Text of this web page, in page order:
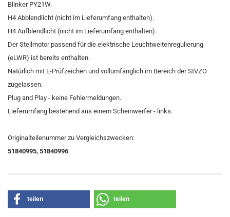
Blinker PY21W.
H4 Abblendlicht (nicht im Lieferumfang enthalten).
H4 Aufblendlicht (nicht im Lieferumfang enthalten).
Der Stellmotor passend für die elektrische Leuchtweitenregulierung
(eLWR) ist bereits enthalten.
Natürlich mit E-Prüfzeichen und vollumfänglich im Bereich der StVZO
zugelassen.
​Plug and Play - keine Fehlermeldungen.
Lieferumfang bestehend aus einem Scheinwerfer - links.
Originalteilenummer zu Vergleichszwecken:
51840995, 51840996
teilen teilen